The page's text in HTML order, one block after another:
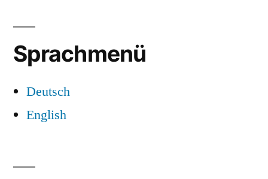
Sprachmenü
Deutsch
English